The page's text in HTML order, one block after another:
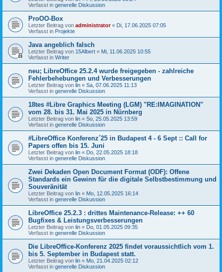
Verfasst in generelle Diskussion
ProOO-Box
Letzter Beitrag von administrator« Di, 17.06.2025 07:05
Verfasst in Projekte
Java angeblich falsch
Letzter Beitrag von 15Albert « Mi, 11.06.2025 10:55
Verfasst in Writer
neu; LibreOffice 25.2.4 wurde freigegeben - zahlreiche
Fehlerbehebungen und Verbesserungen
Letzter Beitrag von lin « Sa, 07.06.2025 11:13
Verfasst in generelle Diskussion
18tes #Libre Graphics Meeting (LGM) "RE:IMAGINATION"
vom 28. bis 31. Mai 2025 in Nürnberg
Letzter Beitrag von lin « So, 25.05.2025 13:59
Verfasst in generelle Diskussion
#LibreOffice Konferenz´25 in Budapest 4 - 6 Sept :: Call for
Papers offen bis 15. Juni
Letzter Beitrag von lin « Do, 22.05.2025 18:18
Verfasst in generelle Diskussion
Zwei Dekaden Open Document Format (ODF): Offene
Standards ein Gewinn für die digitale Selbstbestimmung und
Souveränität
Letzter Beitrag von lin « Mo, 12.05.2025 16:14
Verfasst in generelle Diskussion
LibreOffice 25.2.3 : drittes Maintenance-Release: ++ 60
Bugfixes & Leistungsverbesserungen
Letzter Beitrag von lin « Do, 01.05.2025 09:35
Verfasst in generelle Diskussion
Die LibreOffice-Konferenz 2025 findet voraussichtlich vom 1.
bis 5. September in Budapest statt.
Letzter Beitrag von lin « Mo, 21.04.2025 02:12
Verfasst in generelle Diskussion